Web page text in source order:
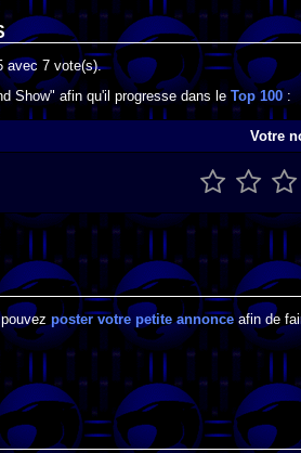
avec 7 vote(s).
Show" afin qu'il progresse dans le Top 100:
Votre
poster votre petite annonceafin de